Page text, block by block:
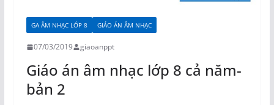
GA ÂM NHẠC LỚP 8 GIÁO ÁN ÂM NHẠC
07/03/2019 giaoanppt
Giáo án âm nhạc lớp 8 cả năm-
bản 2